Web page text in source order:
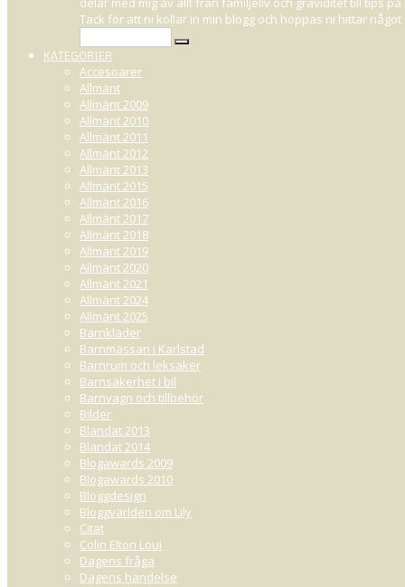
Tack för att ni kollar in min blogg och hoppas ni hittar
KATEGORIER
Accesoarer
Allmänt
Allmänt 2009
Allmänt 2010
Allmänt 2011
Allmänt 2012
Allmänt 2013
Allmänt 2015
Allmänt 2016
Allmänt 2017
Allmänt 2018
Allmänt 2019
Allmänt 2020
Allmänt 2021
Allmänt 2024
Allmänt 2025
Barnkläder
Barnmässan i Karlstad
Barnrum och leksaker
Barnsäkerhet i bil
Barnvagn och tillbehör
Bilder
Blandat 2013
Blandat 2014
Blogawards 2009
Blogawards 2010
Bloggdesign
Bloggvärlden om Lily
Citat
Colin Elton Loui
Dagens fråga
Dagens händelse
I
AUGUSTI 25, 2014 14:24
Inför nysläppet av den senaste generationen av The Sims - nämligen
utmaningar och jag skulle bli hur glad som helst om ni ville hjälpa mig
men jag kommer att påminna er allt eftersom, den har inte startat ännu
Det här är såklart riktigt roligt för en The Sims-tönt som mig, som
första utgåvan precis när den släpptes. Och sedan dess var jag fast,